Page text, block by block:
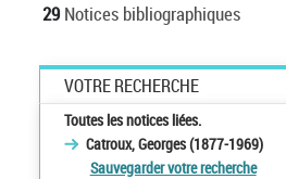
29Notices bibliographiques
VOTRE RECHERCHE
Toutes les notices liées.
Catroux, Georges (1877-1969)
Sauvegarder votre recherche